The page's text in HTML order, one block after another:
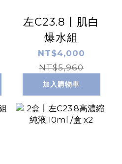
左C23.8丨肌白
爆水組
NT$4,000
NT$5,960
加入購物車